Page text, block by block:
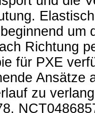
um
Richtung
für PXE
Ansätze
zu